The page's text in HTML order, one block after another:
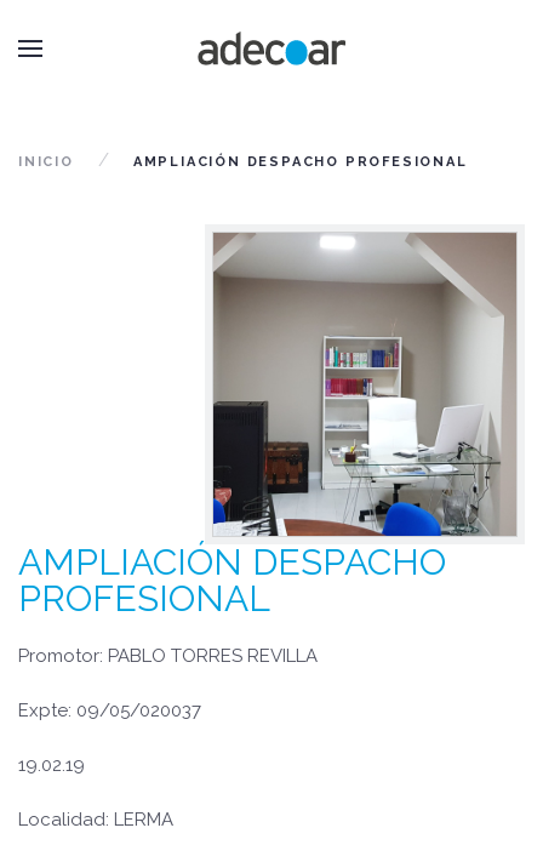
INICIO AMPLIACIÓN DESPACHO PROFESIONAL
AMPLIACIÓN DESPACHO
PROFESIONAL
Promotor: PABLO TORRES REVILLA
Expte: 09/05/020037
19.02.19
Localidad: LERMA